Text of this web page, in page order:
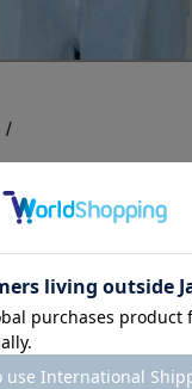
/